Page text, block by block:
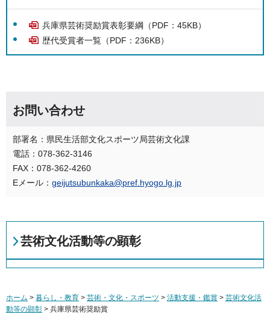
兵庫県芸術奨励賞表彰要綱（PDF：45KB）
歴代受賞者一覧（PDF：236KB）
お問い合わせ
部署名：県民生活部文化スポーツ局芸術文化課
電話：078-362-3146
FAX：078-362-4260
Eメール： geijutsubunkaka@pref.hyogo.lg.jp
芸術文化活動等の顕彰
ホーム > 暮らし・教育 > 芸術・文化・スポーツ > 活動支援・鑑賞 > 芸術文化活
動等の顕彰 > 兵庫県芸術奨励賞